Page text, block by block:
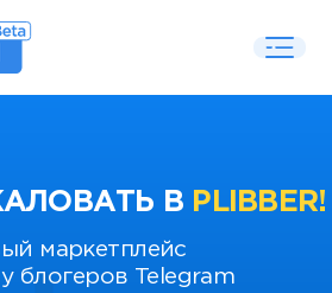
В PLIBBER!
маркетплейс
блогеров Telegram